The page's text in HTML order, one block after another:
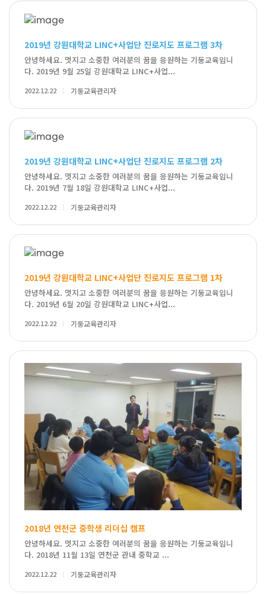
2019년 강원대학교 LINC+사업단 진로지도 프로그램 3차
안녕하세요. 멋지고 소중한 여러분의 꿈을 응원하는 기둥교육입니
다. 2019년 9월 25일 강원대학교 LINC+사업...
2022.12.22 기둥교육관리자
2019년 강원대학교 LINC+사업단 진로지도 프로그램 2차
안녕하세요. 멋지고 소중한 여러분의 꿈을 응원하는 기둥교육입니
다. 2019년 7월 18일 강원대학교 LINC+사업...
2022.12.22 기둥교육관리자
2019년 강원대학교 LINC+사업단 진로지도 프로그램 1차
안녕하세요. 멋지고 소중한 여러분의 꿈을 응원하는 기둥교육입니
다. 2019년 6월 20일 강원대학교 LINC+사업...
2022.12.22 기둥교육관리자
2018년 연천군 중학생 리더십 캠프
안녕하세요. 멋지고 소중한 여러분의 꿈을 응원하는 기둥교육입니
다. 2018년 11월 13일 연천군 관내 중학교 ...
2022.12.22 기둥교육관리자